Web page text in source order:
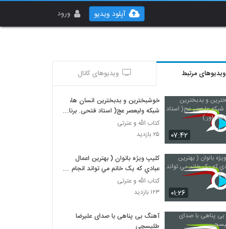
ورود آپلود ویدیو
ویدیوهای مرتبط ویدیوهای کانال
۰۷:۴۲
خوشبخترین و بدبخترین انسان ها،
شبکه ولیعصر عج( استاد فتحی. برنامه
باور )
کتاب الله و عترتی
۲۵ بازدید
۰۱:۲۶
کليپ ويژه بانوان ( بهترين اعمال
عبادي که يک خانم مي تواند انجام
دهد )
کتاب الله و عترتی
۱۲۳ بازدید
آهنگ بی پناهی با صدای علیرضا
طلیسچی